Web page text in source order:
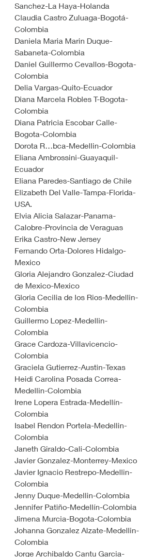
Sanchez-La Haya-Holanda
Claudia Castro Zuluaga-Bogotá-
Colombia
Daniela Maria Marin Duque-
Sabaneta-Colombia
Daniel Guillermo Cevallos-Bogota-
Colombia
Delia Vargas-Quito-Ecuador
Diana Marcela Robles T-Bogota-
Colombia
Diana Patricia Escobar Calle-
Bogota-Colombia
Dorota R…bca-Medellin-Colombia
Eliana Ambrossini-Guayaquil-
Ecuador
Eliana Paredes-Santiago de Chile
Elizabeth Del Valle-Tampa-Florida-
USA.
Elvia Alicia Salazar-Panama-
Calobre-Provincia de Veraguas
Erika Castro-New Jersey
Fernando Orta-Dolores Hidalgo-
Mexico
Gloria Alejandro Gonzalez-Ciudad
de Mexico-Mexico
Gloria Cecilia de los Rios-Medellin-
Colombia
Guillermo Lopez-Medellin-
Colombia
Grace Cardoza-Villavicencio-
Colombia
Graciela Gutierrez-Austin-Texas
Heidi Carolina Posada Correa-
Medellin-Colombia
Irene Lopera Estrada-Medellín-
Colombia
Isabel Rendon Portela-Medellin-
Colombia
Janeth Giraldo-Cali-Colombia
Javier Gonzalez-Monterrey-Mexico
Javier Ignacio Restrepo-Medellin-
Colombia
Jenny Duque-Medellin-Colombia
Jennifer Patiño-Medellín-Colombia
Jimena Murcia-Bogota-Colombia
Johanna Gonzalez Alzate-Medellin-
Colombia
Jorge Archibaldo Cantu Garcia-